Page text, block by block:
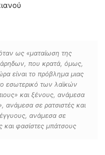
ως «ματαίωση της
που κρατά, όμως,
είναι το πρόβλημα μιας
εσωτερικό των λαϊκών
και ξένους, ανάμεσα
ανάμεσα σε ρατσιστές και
ανάμεσα σε
και φασίστες μπάτσους